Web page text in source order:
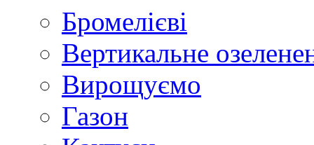
Бромелієві
Вертикальне
Вирощуємо
Газон